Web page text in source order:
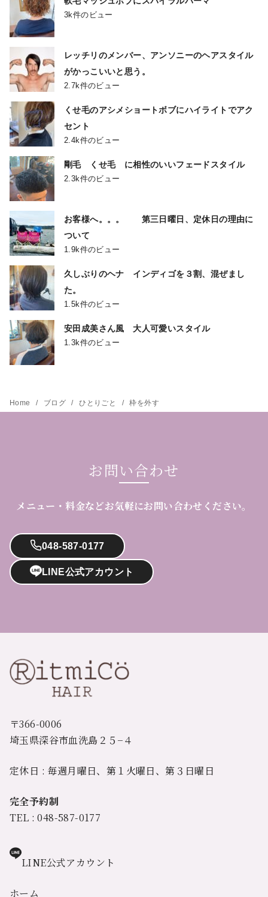
3k件のビュー
レッチリのメンバー、アンソニーのヘアスタイル
がかっこいいと思う。
2.7k件のビュー
くせ毛のアシメショートボブにハイライトでアク
セント
2.4k件のビュー
剛毛 くせ毛 に相性のいいフェードスタイル
2.3k件のビュー
お客様へ。。。 第三日曜日、定休日の理由に
ついて
1.9k件のビュー
久しぶりのヘナ インディゴを３割、混ぜまし
た。
1.5k件のビュー
安田成美さん風 大人可愛いスタイル
1.3k件のビュー
Home ブログ ひとりごと 枠を外す
お問い合わせ
メニュー・料金などお気軽にお問い合わせください。
048-587-0177
LINE公式アカウント
〒366-0006
埼玉県深谷市血洗島２５−４
定休日 : 毎週月曜日、第１火曜日、第３日曜日
完全予約制
TEL : 048-587-0177
LINE公式アカウント
ホーム